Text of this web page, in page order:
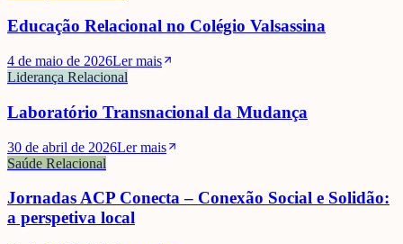
Educação Relacional no Colégio Valsassina
4 de maio de 2026Ler mais
Liderança Relacional
Laboratório Transnacional da Mudança
30 de abril de 2026Ler mais
Saúde Relacional
Jornadas ACP Conecta – Conexão Social e Solidão:
a perspetiva local